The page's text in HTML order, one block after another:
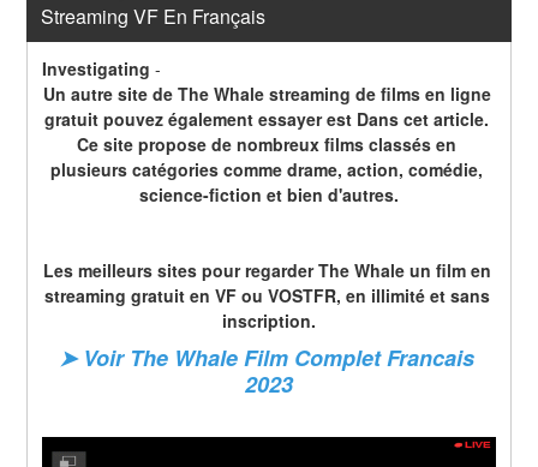
Streaming VF En Français
Investigating -
Un autre site de The Whale streaming de films en ligne
gratuit pouvez également essayer est Dans cet article.
Ce site propose de nombreux films classés en
plusieurs catégories comme drame, action, comédie,
science-fiction et bien d'autres.
Les meilleurs sites pour regarder The Whale un film en
streaming gratuit en VF ou VOSTFR, en illimité et sans
inscription.
➤ Voir The Whale Film Complet Francais
2023